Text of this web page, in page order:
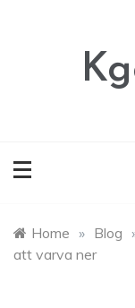
Home » Blog
att varva ner